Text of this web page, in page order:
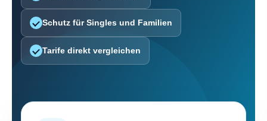
Schutz für Singles und Familien
Tarife direkt ver­gleichen